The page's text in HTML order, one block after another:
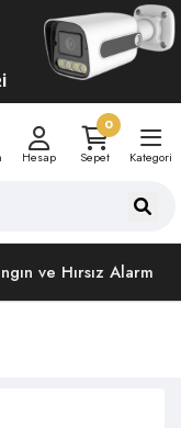
Hesap
0
Sepet
Kategori
ve Hırsız Alarm